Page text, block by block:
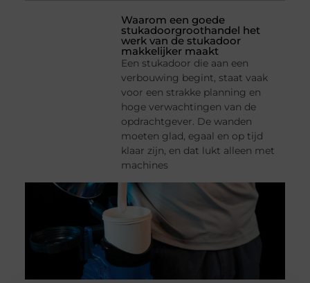
Waarom een goede
stukadoorgroothandel het
werk van de stukadoor
makkelijker maakt
Een stukadoor die aan een
verbouwing begint, staat vaak
voor een strakke planning en
hoge verwachtingen van de
opdrachtgever. De wanden
moeten glad, egaal en op tijd
klaar zijn, en dat lukt alleen met
machines